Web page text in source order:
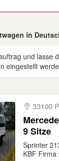
in
und lasse
eingestellt
33100
Mercedes
9 Sitze
Sprinter
KBF